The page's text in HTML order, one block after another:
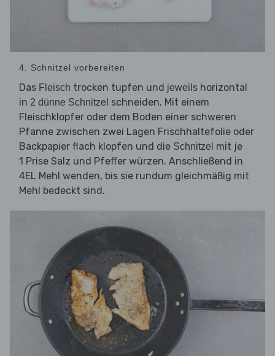
4. Schnitzel vorbereiten
Das Fleisch trocken tupfen und jeweils horizontal
in 2 dünne Schnitzel schneiden. Mit einem
Fleischklopfer oder dem Boden einer schweren
Pfanne zwischen zwei Lagen Frischhaltefolie oder
Backpapier flach klopfen und die Schnitzel mit je
1 Prise Salz und Pfeffer würzen. Anschließend in
4EL Mehl wenden, bis sie rundum gleichmäßig mit
Mehl bedeckt sind.